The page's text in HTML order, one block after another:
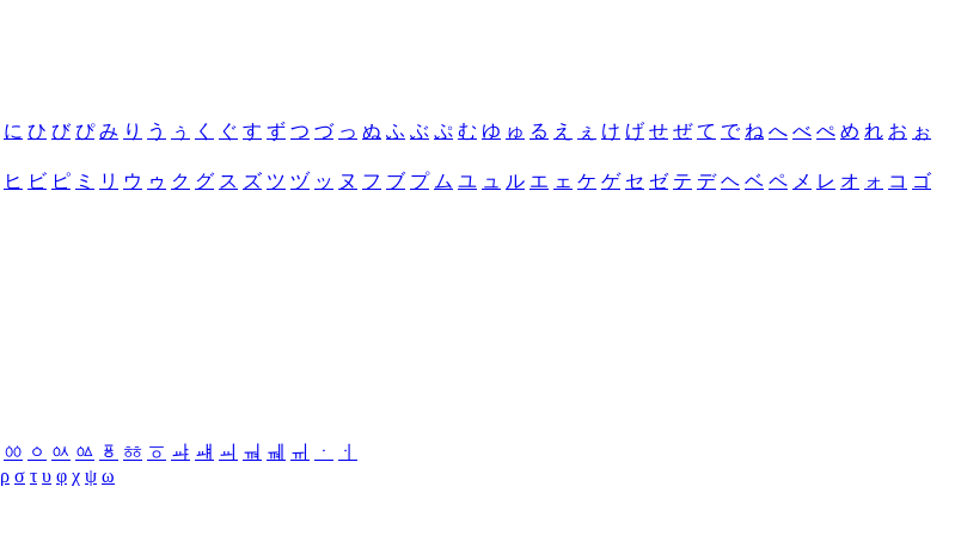
に ひ び ぴ み り う ぅ く ぐ す ず つ づ っ ぬ ふ ぶ ぷ む ゆ ゅ る え ぇ け げ せ ぜ て で ね へ べ ぺ め れ お ぉ
ヒ ビ ピ ミ リ ウ ゥ ク グ ス ズ ツ ヅ ッ ヌ フ ブ プ ム ユ ュ ル エ ェ ケ ゲ セ ゼ テ デ ヘ ベ ペ メ レ オ ォ コ ゴ
ㆀ ㆁ ㆂ ㆃ ㆄ ㆅ ㆆ ㆇ ㆈ ㆉ ㆊ ㆋ ㆌ ㆍ
ㆎ
ρ σ τ υ φ χ ψ ω